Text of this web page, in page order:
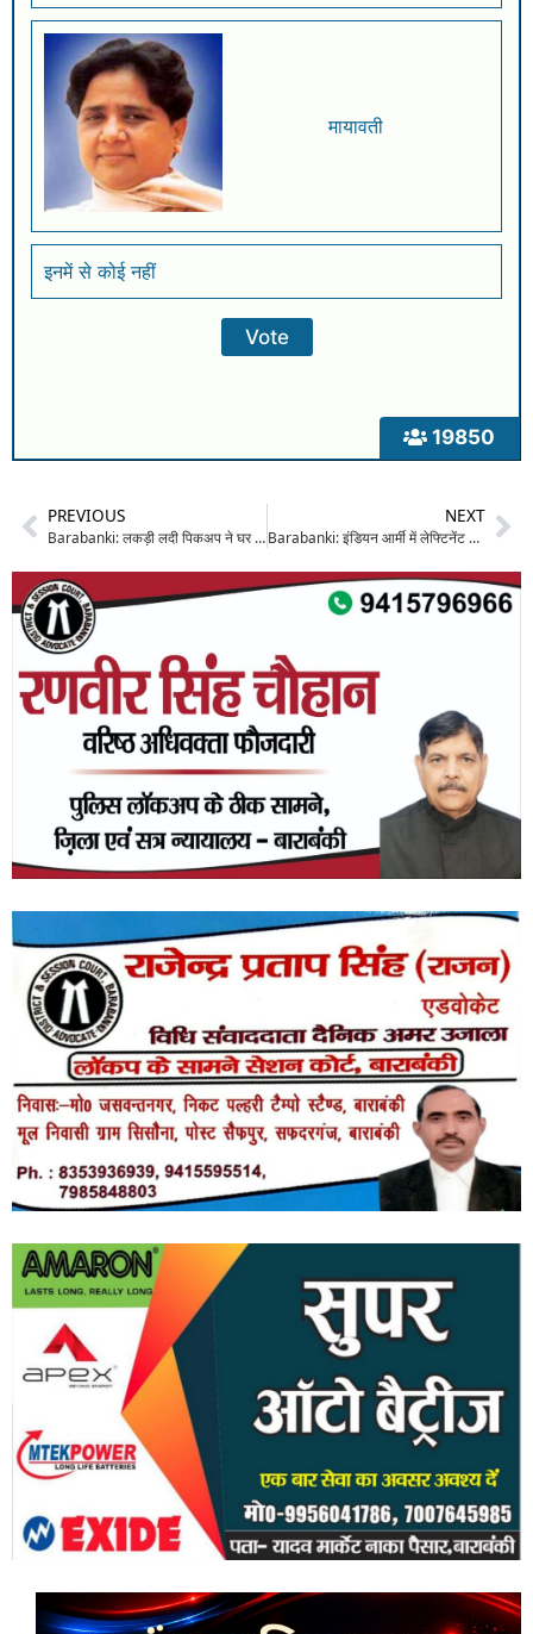
19850
मायावती
इनमें से कोई नहीं
PREVIOUS
Barabanki: लकड़ी लदी पिकअप ने घर के बाहर आग ताप रहे 13 वर्षीय किशोर को रौंदा, मौके पर दर्दनाक मौत, परिवार में मचा कोहराम
NEXT
Barabanki: इंडियन आर्मी में लेफ्टिनेंट बने हर्षवर्धन सिंह, CDS 2025 में 363वीं रैंक हासिल कर बढ़ाया जिले का मान